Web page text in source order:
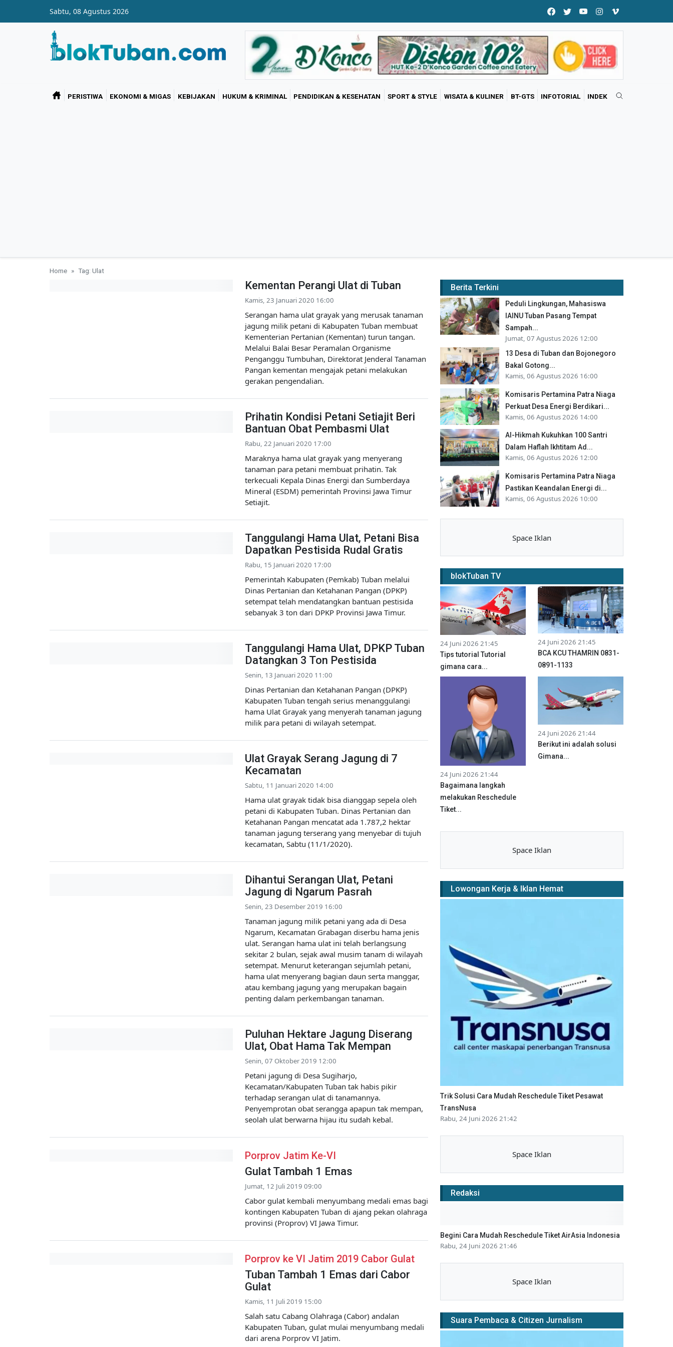
Sabtu, 08 Agustus 2026
PERISTIWA EKONOMI & MIGAS KEBIJAKAN HUKUM & KRIMINAL PENDIDIKAN & KESEHATAN SPORT & STYLE WISATA & KULINER BT-GTS INFOTORIAL INDEK
Home Tag: Ulat
Kementan Perangi Ulat di Tuban
Kamis, 23 Januari 2020 16:00
Serangan hama ulat grayak yang merusak tanaman
jagung milik petani di Kabupaten Tuban membuat
Kementerian Pertanian (Kementan) turun tangan.
Melalui Balai Besar Peramalan Organisme
Penganggu Tumbuhan, Direktorat Jenderal Tanaman
Pangan kementan mengajak petani melakukan
gerakan pengendalian.
Prihatin Kondisi Petani Setiajit Beri
Bantuan Obat Pembasmi Ulat
Rabu, 22 Januari 2020 17:00
Maraknya hama ulat grayak yang menyerang
tanaman para petani membuat prihatin. Tak
terkecuali Kepala Dinas Energi dan Sumberdaya
Mineral (ESDM) pemerintah Provinsi Jawa Timur
Setiajit.
Tanggulangi Hama Ulat, Petani Bisa
Dapatkan Pestisida Rudal Gratis
Rabu, 15 Januari 2020 17:00
Pemerintah Kabupaten (Pemkab) Tuban melalui
Dinas Pertanian dan Ketahanan Pangan (DPKP)
setempat telah mendatangkan bantuan pestisida
sebanyak 3 ton dari DPKP Provinsi Jawa Timur.
Tanggulangi Hama Ulat, DPKP Tuban
Datangkan 3 Ton Pestisida
Senin, 13 Januari 2020 11:00
Dinas Pertanian dan Ketahanan Pangan (DPKP)
Kabupaten Tuban tengah serius menanggulangi
hama Ulat Grayak yang menyerah tanaman jagung
milik para petani di wilayah setempat.
Ulat Grayak Serang Jagung di 7
Kecamatan
Sabtu, 11 Januari 2020 14:00
Hama ulat grayak tidak bisa dianggap sepela oleh
petani di Kabupaten Tuban. Dinas Pertanian dan
Ketahanan Pangan mencatat ada 1.787,2 hektar
tanaman jagung terserang yang menyebar di tujuh
kecamatan, Sabtu (11/1/2020).
Dihantui Serangan Ulat, Petani
Jagung di Ngarum Pasrah
Senin, 23 Desember 2019 16:00
Tanaman jagung milik petani yang ada di Desa
Ngarum, Kecamatan Grabagan diserbu hama jenis
ulat. Serangan hama ulat ini telah berlangsung
sekitar 2 bulan, sejak awal musim tanam di wilayah
setempat. Menurut keterangan sejumlah petani,
hama ulat menyerang bagian daun serta manggar,
atau kembang jagung yang merupakan bagain
penting dalam perkembangan tanaman.
Puluhan Hektare Jagung Diserang
Ulat, Obat Hama Tak Mempan
Senin, 07 Oktober 2019 12:00
Petani jagung di Desa Sugiharjo,
Kecamatan/Kabupaten Tuban tak habis pikir
terhadap serangan ulat di tanamannya.
Penyemprotan obat serangga apapun tak mempan,
seolah ulat berwarna hijau itu sudah kebal.
Porprov Jatim Ke-VI
Gulat Tambah 1 Emas
Jumat, 12 Juli 2019 09:00
Cabor gulat kembali menyumbang medali emas bagi
kontingen Kabupaten Tuban di ajang pekan olahraga
provinsi (Proprov) VI Jawa Timur.
Porprov ke VI Jatim 2019 Cabor Gulat
Tuban Tambah 1 Emas dari Cabor
Gulat
Kamis, 11 Juli 2019 15:00
Salah satu Cabang Olahraga (Cabor) andalan
Kabupaten Tuban, gulat mulai menyumbang medali
dari arena Porprov VI Jatim.
Berita Terkini
Peduli Lingkungan, Mahasiswa
IAINU Tuban Pasang Tempat
Sampah...
Jumat, 07 Agustus 2026 12:00
13 Desa di Tuban dan Bojonegoro
Bakal Gotong...
Kamis, 06 Agustus 2026 16:00
Komisaris Pertamina Patra Niaga
Perkuat Desa Energi Berdikari...
Kamis, 06 Agustus 2026 14:00
Al-Hikmah Kukuhkan 100 Santri
Dalam Haflah Ikhtitam Ad...
Kamis, 06 Agustus 2026 12:00
Komisaris Pertamina Patra Niaga
Pastikan Keandalan Energi di...
Kamis, 06 Agustus 2026 10:00
Space Iklan
blokTuban TV
24 Juni 2026 21:45
Tips tutorial Tutorial
gimana cara...
24 Juni 2026 21:45
BCA KCU THAMRIN 0831-
0891-1133
24 Juni 2026 21:44
Bagaimana langkah
melakukan Reschedule
Tiket...
24 Juni 2026 21:44
Berikut ini adalah solusi
Gimana...
Space Iklan
Lowongan Kerja & Iklan Hemat
Trik Solusi Cara Mudah Reschedule Tiket Pesawat
TransNusa
Rabu, 24 Juni 2026 21:42
Space Iklan
Redaksi
Begini Cara Mudah Reschedule Tiket AirAsia Indonesia
Rabu, 24 Juni 2026 21:46
Space Iklan
Suara Pembaca & Citizen Jurnalism